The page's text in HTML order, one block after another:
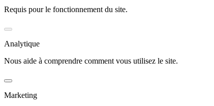
Requis pour le fonctionnement du site.
Analytique
Nous aide à comprendre comment vous utilisez le site.
Marketing